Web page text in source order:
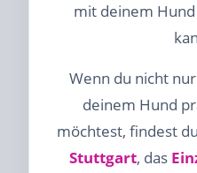
mit deinem
Wenn du nicht
deinem Hund
möchtest, findest
Stuttgart, das